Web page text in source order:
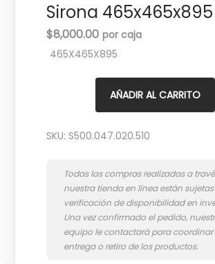
Sirona 465x465x895
$8,000.00
465X465X895
AÑADIR AL CARRITO
SKU: S500.047.020.510